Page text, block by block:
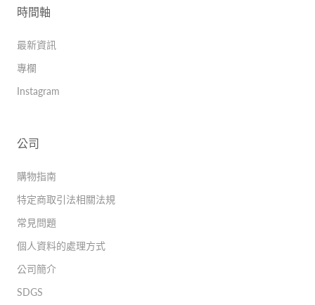
時間軸
最新資訊
專欄
Instagram
公司
購物指南
特定商取引法相關法規
常見問題
個人資料的處理方式
公司簡介
SDGS